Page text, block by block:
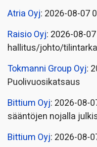
Atria Oyj: 2026-08-07
Raisio Oyj: 2026-08-
hallitus/johto/
Tokmanni Group Oyj:
Puolivuosikatsaus
Bittium Oyj: 2026-08-
sääntöjen nojalla
Bittium Oyj: 2026-08-